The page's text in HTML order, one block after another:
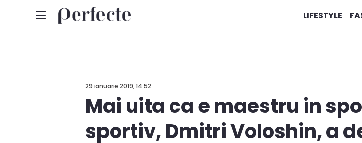
LIFESTYLE
29 ianuarie 2019, 14:52
Mai uita ca e maestru in
sportiv, Dmitri Voloshin, a